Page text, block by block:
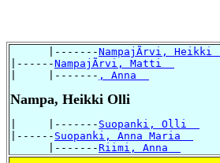
      |-------
NampajÃrvi, Heikki
|------NampajÃrvi, Matti
|     |------- , Anna
Nampa, Heikki Olli
|     |------- Suopanki, Olli
|------ Suopanki, Anna Maria
      |-------
Riimi, Anna